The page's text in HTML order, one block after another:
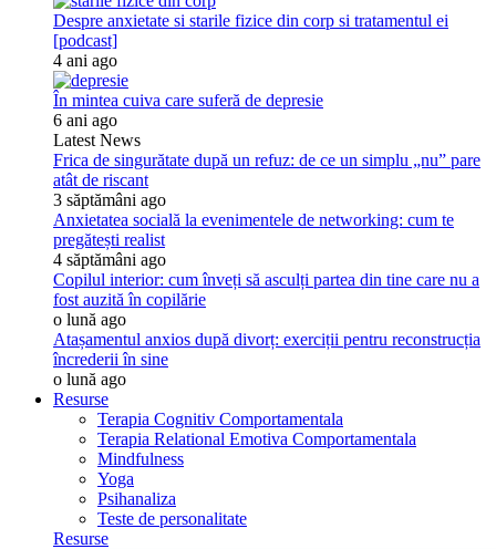
Despre anxietate si starile fizice din corp si tratamentul ei
[podcast]
4 ani ago
În mintea cuiva care suferă de depresie
6 ani ago
Latest News
Frica de singurătate după un refuz: de ce un simplu „nu” pare
atât de riscant
3 săptămâni ago
Anxietatea socială la evenimentele de networking: cum te
pregătești realist
4 săptămâni ago
Copilul interior: cum înveți să asculți partea din tine care nu a
fost auzită în copilărie
o lună ago
Atașamentul anxios după divorț: exerciții pentru reconstrucția
încrederii în sine
o lună ago
Resurse
Terapia Cognitiv Comportamentala
Terapia Relational Emotiva Comportamentala
Mindfulness
Yoga
Psihanaliza
Teste de personalitate
Resurse